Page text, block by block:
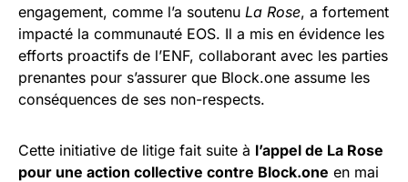
engagement, comme l’a soutenu La Rose, a fortement
impacté la communauté EOS. Il a mis en évidence les
efforts proactifs de l’ENF, collaborant avec les parties
prenantes pour s’assurer que Block.one assume les
conséquences de ses non-respects.
Cette initiative de litige fait suite à l’appel de La Rose
pour une action collective contre Block.one en mai